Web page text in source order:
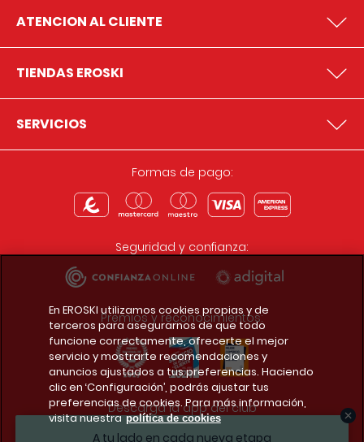
A tu lado en cada nueva etapa
ATENCION AL CLIENTE
TIENDAS EROSKI
SERVICIOS
Formas de pago:
Seguridad y confianza:
Premios y reconocimientos:
Descarga la app del club
En EROSKI utilizamos cookies propias y de
terceros para asegurarnos de que todo
funcione correctamente, ofrecerte el mejor
servicio y mostrarte recomendaciones y
anuncios ajustados a tus preferencias. Haciendo
clic en ‘Configuración’, podrás ajustar tus
preferencias de cookies. Para más información,
visita nuestra política de cookies